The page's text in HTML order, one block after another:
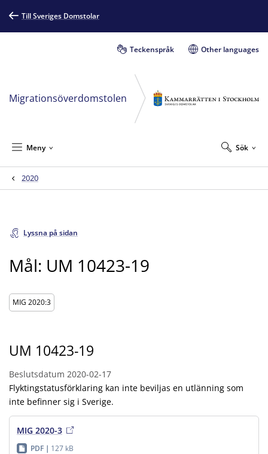
Till Sveriges Domstolar
Teckenspråk Other languages
Migrationsöverdomstolen
Sök
Meny
2020
Lyssna på sidan
Mål: UM 10423-19
MIG 2020:3
UM 10423-19
Beslutsdatum 2020-02-17
Flyktingstatusförklaring kan inte beviljas en utlänning som
inte befinner sig i Sverige.
MIG 2020-3
PDF 127 kB